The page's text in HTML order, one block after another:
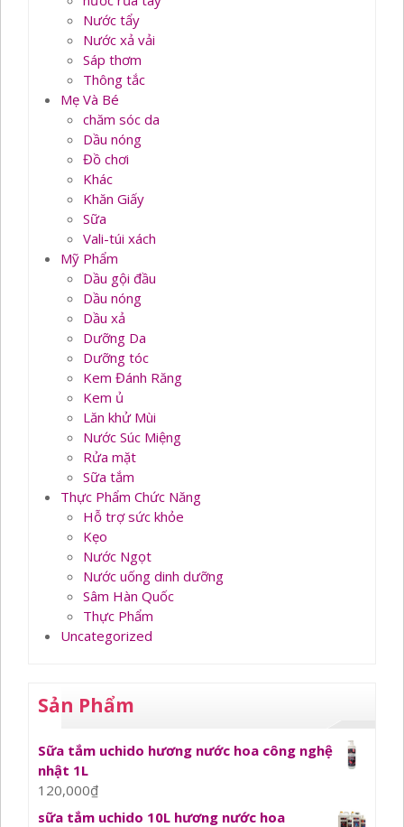
Nước tẩy
Nước xả vải
Sáp thơm
Thông tắc
Mẹ Và Bé
chăm sóc da
Dầu nóng
Đồ chơi
Khác
Khăn Giấy
Sữa
Vali-túi xách
Mỹ Phẩm
Dầu gội đầu
Dầu nóng
Dầu xả
Dưỡng Da
Dưỡng tóc
Kem Đánh Răng
Kem ủ
Lăn khử Mùi
Nước Súc Miệng
Rửa mặt
Sữa tắm
Thực Phẩm Chức Năng
Hỗ trợ sức khỏe
Kẹo
Nước Ngọt
Nước uống dinh dưỡng
Sâm Hàn Quốc
Thực Phẩm
Uncategorized
Sản Phẩm
Sữa tắm uchido hương nước hoa công nghệ
nhật 1L
120,000₫
sữa tắm uchido 10L hương nước hoa